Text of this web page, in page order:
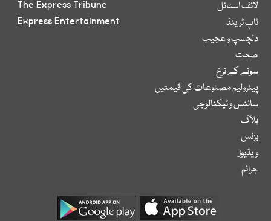
لائف اسٹائل
ٹاپ ٹرینڈ
دلچسپ و عجیب
صحت
سونے کے نرخ
پیٹرولیم مصنوعات کی قیمتیں
سائنس و ٹیکنالوجی
بلاگ
بزنس
ویڈیوز
جرائم
The Express Tribune
Express Entertainment